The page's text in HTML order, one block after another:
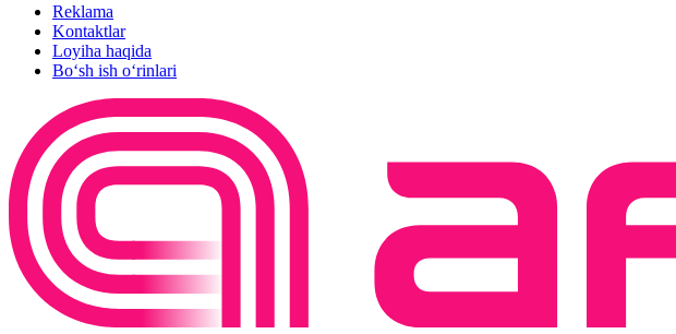
Reklama
Kontaktlar
Loyiha haqida
Bo‘sh ish o‘rinlari